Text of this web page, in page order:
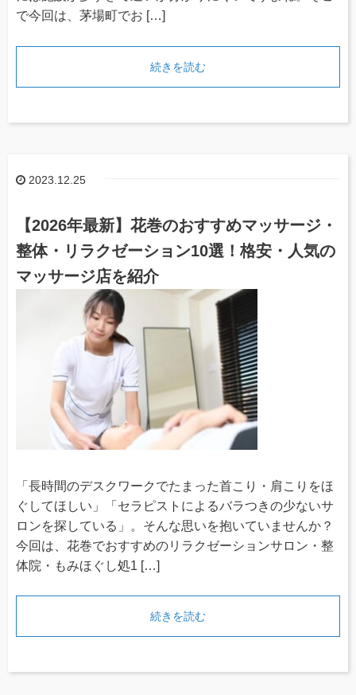
で今回は、茅場町でお […]
続きを読む
2023.12.25
【2026年最新】花巻のおすすめマッサージ・
整体・リラクゼーション10選！格安・人気の
マッサージ店を紹介
「長時間のデスクワークでたまった首こり・肩こりをほ
ぐしてほしい」「セラピストによるバラつきの少ないサ
ロンを探している」。そんな思いを抱いていませんか？
今回は、花巻でおすすめのリラクゼーションサロン・整
体院・もみほぐし処1 […]
続きを読む